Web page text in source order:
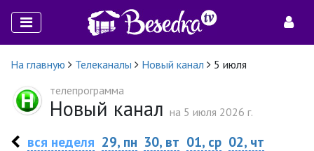
На главную Телеканалы Новый канал
5 июля
телепрограмма
Новый канал на 5 июля 2026 г.
вся неделя 29, пн 30, вт 01, ср 02, чт